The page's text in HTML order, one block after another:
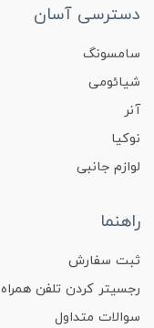
دسترسی آسان
سامسونگ
شیائومی
آنر
نوکیا
لوازم جانبی
راهنما
ثبت سفارش
رجسیتر کردن تلفن همراه
سوالات متداول